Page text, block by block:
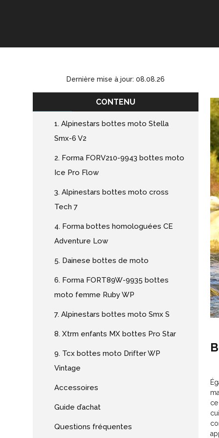
Dernière mise à jour: 08.08.26
CONTENU
1. Alpinestars bottes moto Stella
Smx-6 V2
2. Forma FORV210-9943 bottes moto
Ice Pro Flow
3. Alpinestars bottes moto cross
Tech 7
4. Forma bottes homologuées CE
Adventure Low
5. Dainese bottes de moto
6. Forma FORT89W-9935 bottes
moto femme Ruby WP
7. Alpinestars bottes moto Smx S
8. Xtrm enfants MX bottes Pro Star
9. Tcx bottes moto Drifter WP
Vintage
Accessoires
Guide d’achat
Questions fréquentes